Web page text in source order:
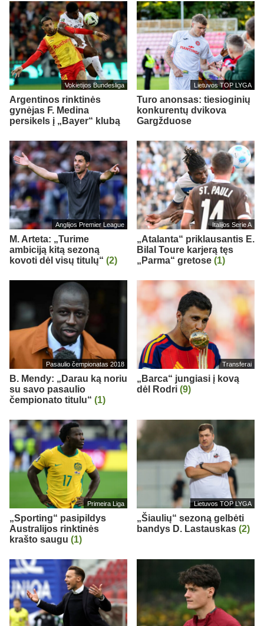
Vokietijos Bundesliga
Argentinos rinktinės
gynėjas F. Medina
persikels į „Bayer“ klubą
Lietuvos TOP LYGA
Turo anonsas: tiesioginių
konkurentų dvikova
Gargžduose
Anglijos Premier League
M. Arteta: „Turime
ambiciją kitą sezoną
kovoti dėl visų titulų“ (2)
Italijos Serie A
„Atalanta“ priklausantis E.
Bilal Toure karjerą tęs
„Parma“ gretose (1)
Pasaulio čempionatas 2018
B. Mendy: „Darau ką noriu
su savo pasaulio
čempionato titulu“ (1)
Transferai
„Barca“ jungiasi į kovą
dėl Rodri (9)
Primeira Liga
„Sporting“ pasipildys
Australijos rinktinės
krašto saugu (1)
Lietuvos TOP LYGA
„Šiaulių“ sezoną gelbėti
bandys D. Lastauskas (2)